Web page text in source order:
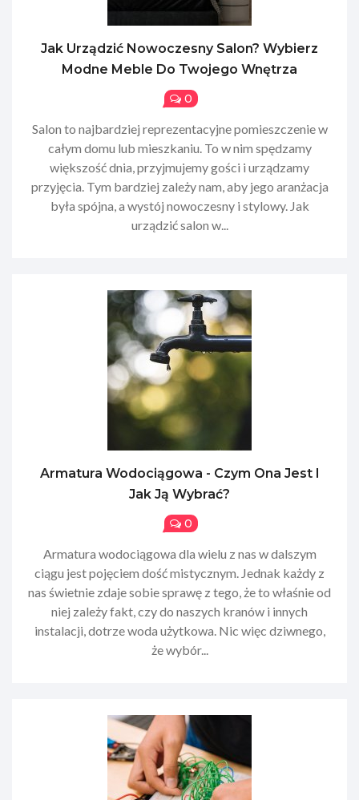
Jak Urządzić Nowoczesny Salon? Wybierz
Modne Meble Do Twojego Wnętrza
0
Salon to najbardziej reprezentacyjne pomieszczenie w
całym domu lub mieszkaniu. To w nim spędzamy
większość dnia, przyjmujemy gości i urządzamy
przyjęcia. Tym bardziej zależy nam, aby jego aranżacja
była spójna, a wystój nowoczesny i stylowy. Jak
urządzić salon w...
Armatura Wodociągowa - Czym Ona Jest I
Jak Ją Wybrać?
0
Armatura wodociągowa dla wielu z nas w dalszym
ciągu jest pojęciem dość mistycznym. Jednak każdy z
nas świetnie zdaje sobie sprawę z tego, że to właśnie od
niej zależy fakt, czy do naszych kranów i innych
instalacji, dotrze woda użytkowa. Nic więc dziwnego,
że wybór...